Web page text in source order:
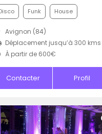
Funk House
Avignon (84)
Déplacement jusqu’à 300 kms
À partir de 600€
Contacter Profil